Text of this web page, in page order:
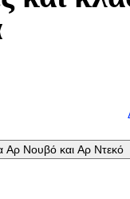
Aρ Νουβό και Αρ Ντεκό